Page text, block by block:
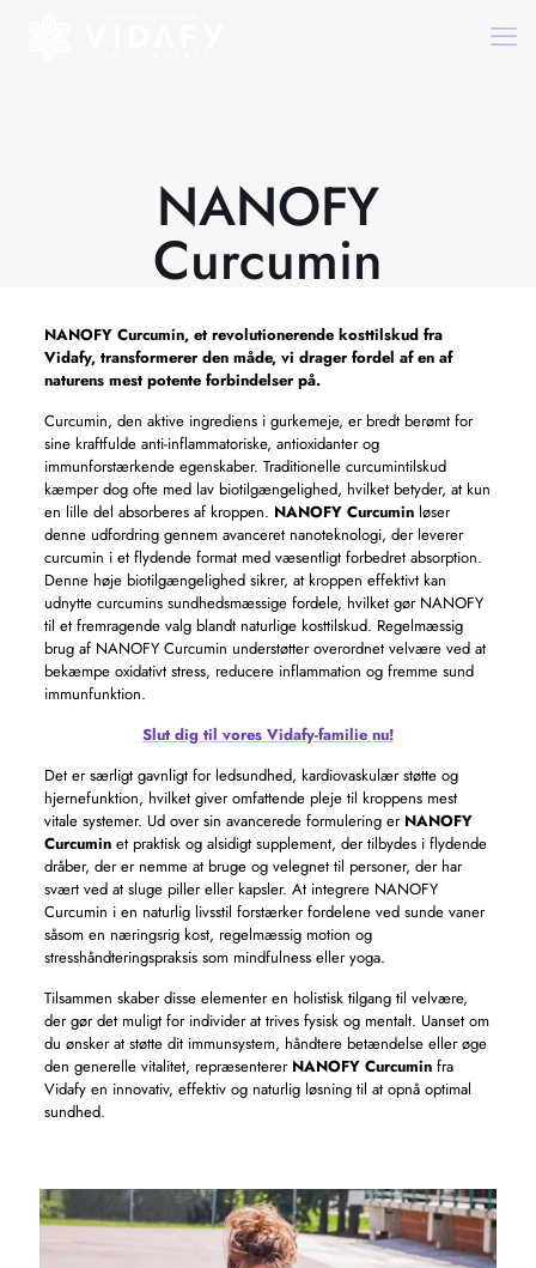
NANOFY
Curcumin
NANOFY Curcumin,et revolutionerende kosttilskud fra
Vidafy, transformerer den måde, vi drager fordel af en af ​​
naturens mest potente forbindelser på.
Curcumin, den aktive ingrediens i gurkemeje, er bredt berømt for
sine kraftfulde anti-inflammatoriske, antioxidanter og
immunforstærkende egenskaber. Traditionelle curcumintilskud
kæmper dog ofte med lav biotilgængelighed, hvilket betyder, at kun
en lille del absorberes af kroppen. NANOFY Curcuminløser
denne udfordring gennem avanceret nanoteknologi, der leverer
curcumin i et flydende format med væsentligt forbedret absorption.
Denne høje biotilgængelighed sikrer, at kroppen effektivt kan
udnytte curcumins sundhedsmæssige fordele, hvilket gør NANOFY
til et fremragende valg blandt naturlige kosttilskud. Regelmæssig
brug af NANOFY Curcumin understøtter overordnet velvære ved at
bekæmpe oxidativt stress, reducere inflammation og fremme sund
immunfunktion.
Slut dig til vores Vidafy-familie nu!
Det er særligt gavnligt for ledsundhed, kardiovaskulær støtte og
hjernefunktion, hvilket giver omfattende pleje til kroppens mest
vitale systemer. Ud over sin avancerede formulering er NANOFY
Curcuminet praktisk og alsidigt supplement, der tilbydes i flydende
dråber, der er nemme at bruge og velegnet til personer, der har
svært ved at sluge piller eller kapsler. At integrere NANOFY
Curcumin i en naturlig livsstil forstærker fordelene ved sunde vaner
såsom en næringsrig kost, regelmæssig motion og
stresshåndteringspraksis som mindfulness eller yoga.
Tilsammen skaber disse elementer en holistisk tilgang til velvære,
der gør det muligt for individer at trives fysisk og mentalt. Uanset om
du ønsker at støtte dit immunsystem, håndtere betændelse eller øge
den generelle vitalitet, repræsenterer NANOFY Curcuminfra
Vidafy en innovativ, effektiv og naturlig løsning til at opnå optimal
sundhed.